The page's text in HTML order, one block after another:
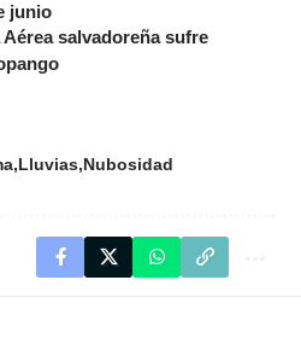
junio
salvadoreña sufre
Lluvias Nubosidad